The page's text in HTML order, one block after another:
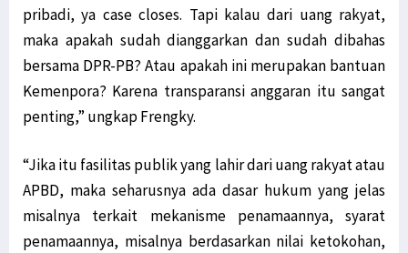
pribadi, ya case closes. Tapi kalau dari uang rakyat,
maka apakah sudah dianggarkan dan sudah dibahas
bersama DPR-PB? Atau apakah ini merupakan bantuan
Kemenpora? Karena transparansi anggaran itu sangat
penting,” ungkap Frengky.
“Jika itu fasilitas publik yang lahir dari uang rakyat atau
APBD, maka seharusnya ada dasar hukum yang jelas
misalnya terkait mekanisme penamaannya, syarat
penamaannya, misalnya berdasarkan nilai ketokohan,